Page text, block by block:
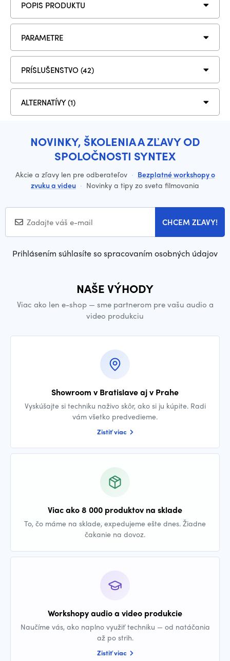
POPIS PRODUKTU
PARAMETRE
PRÍSLUŠENSTVO (42)
ALTERNATÍVY (1)
NOVINKY, ŠKOLENIA A ZĽAVY OD
SPOLOČNOSTI SYNTEX
Akcie a zľavy len pre odberateľov · Bezplatné workshopy o
zvuku a videu · Novinky a tipy zo sveta filmovania
CHCEM ZĽAVY!
Prihlásením súhlasíte so spracovaním osobných údajov
NAŠE VÝHODY
Viac ako len e-shop — sme partnerom pre vašu audio a
video produkciu
Showroom v Bratislave aj v Prahe
Vyskúšajte si techniku naživo skôr, ako si ju kúpite. Radi
vám všetko predvedieme.
Zistiť viac
Viac ako 8 000 produktov na sklade
To, čo máme na sklade, expedujeme ešte dnes. Žiadne
čakanie na dovoz.
Workshopy audio a video produkcie
Naučíme vás, ako naplno využiť techniku — od natáčania
až po strih.
Zistiť viac